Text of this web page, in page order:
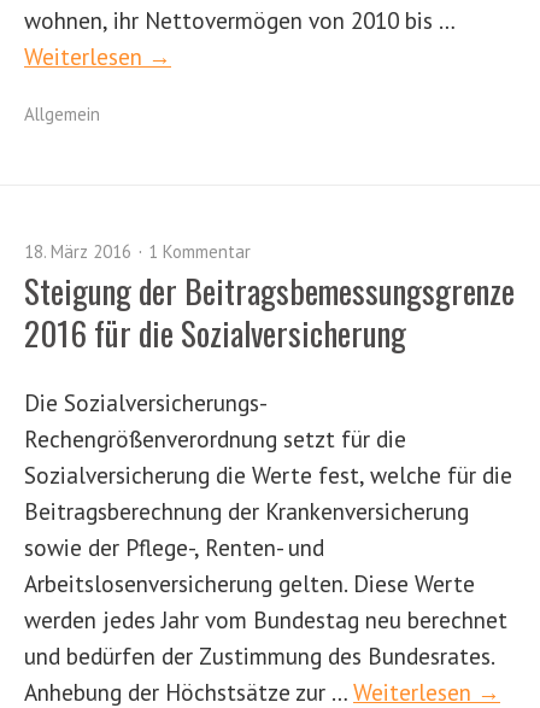
wohnen, ihr Nettovermögen von 2010 bis …
Weiterlesen →
Allgemein
18. März 2016 1 Kommentar
Steigung der Beitragsbemessungsgrenze
2016 für die Sozialversicherung
Die Sozialversicherungs-
Rechengrößenverordnung setzt für die
Sozialversicherung die Werte fest, welche für die
Beitragsberechnung der Krankenversicherung
sowie der Pflege-, Renten- und
Arbeitslosenversicherung gelten. Diese Werte
werden jedes Jahr vom Bundestag neu berechnet
und bedürfen der Zustimmung des Bundesrates.
Anhebung der Höchstsätze zur … Weiterlesen →